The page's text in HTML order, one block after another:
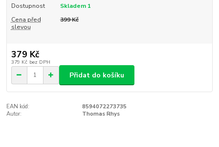
Dostupnost
Skladem 1
Cena před
slevou
399 Kč
379 Kč
379 Kč bez DPH
Přidat do košíku
EAN kód:
8594072273735
Autor:
Thomas Rhys